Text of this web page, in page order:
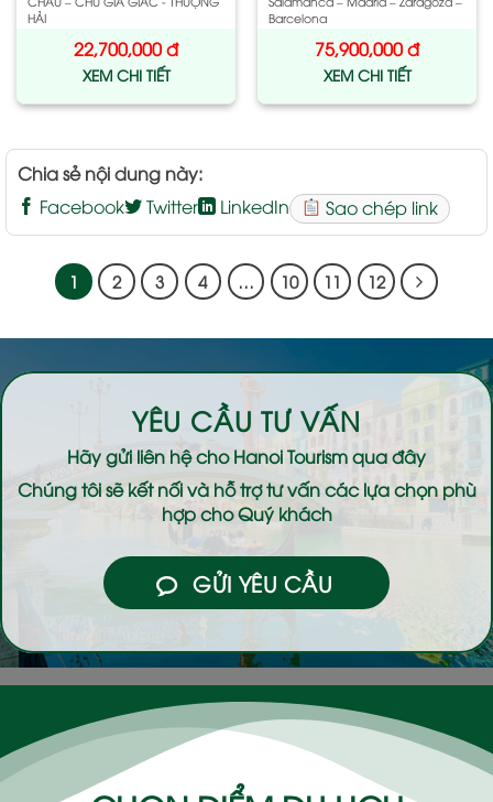
HẢI
22,700,000đ
XEM CHI TIẾT
Barcelona
75,900,000đ
XEM CHI TIẾT
Chia sẻ nội dung này:
Facebook
Twitter LinkedIn Sao chép link
1 2 3 4 … 10 11 12
YÊU CẦU TƯ VẤN
Hãy gửi liên hệ choHanoi Tourismqua đây
Chúng tôi sẽ kết nối và hỗ trợ tư vấn các lựa chọn phù
hợp cho Quý khách
GỬI YÊU CẦU